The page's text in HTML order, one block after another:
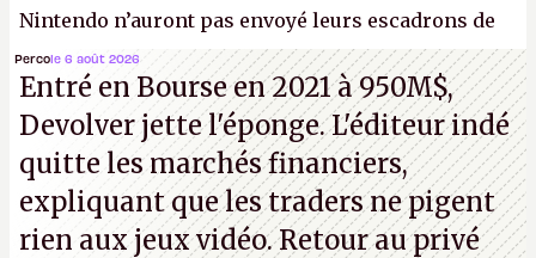
Nintendo n’auront pas envoyé leurs escadrons de
la mort judiciaires pour distribuer du copyright
strike à tour de bras, l'Oncle Sam continuera
d'étaler sa confiture intellectuelle sur vos
souvenirs d'enfance.P.
Percole 6 août 2026
Entré en Bourse en 2021 à 950M$,
Devolver jette l'éponge. L'éditeur indé
quitte les marchés financiers,
expliquant que les traders ne pigent
rien aux jeux vidéo. Retour au privé